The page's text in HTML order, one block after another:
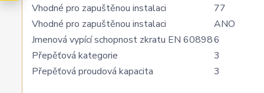
Vhodné pro zapuštěnou instalaci
77
Vhodné pro zapuštěnou instalaci
ANO
Jmenová vypící schopnost zkratu EN 608986
Přepěťová kategorie
3
Přepěťová proudová kapacita
3